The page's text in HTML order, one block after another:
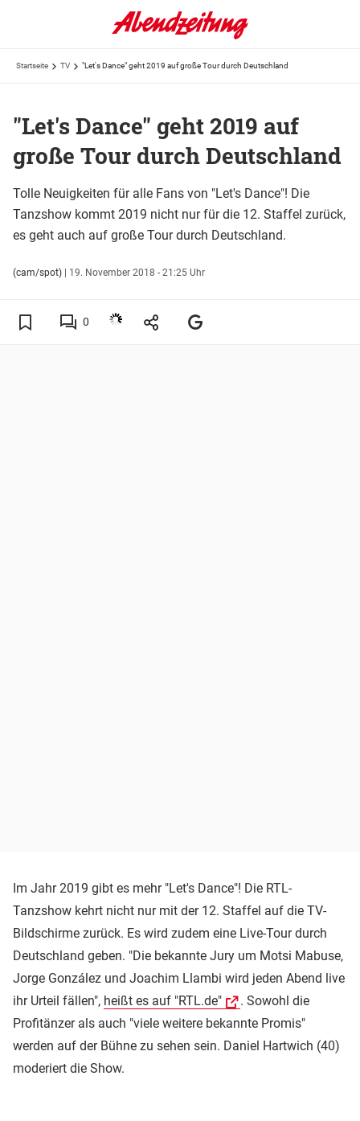
Startseite TV "Let's Dance" geht 2019 auf große Tour durch Deutschland
"Let's Dance" geht 2019 auf
große Tour durch Deutschland
Tolle Neuigkeiten für alle Fans von "Let's Dance"! Die
Tanzshow kommt 2019 nicht nur für die 12. Staffel zurück,
es geht auch auf große Tour durch Deutschland.
(cam/spot) | 19. November 2018 - 21:25 Uhr
0
Im Jahr 2019 gibt es mehr "Let's Dance"! Die RTL-
Tanzshow kehrt nicht nur mit der 12. Staffel auf die TV-
Bildschirme zurück. Es wird zudem eine Live-Tour durch
Deutschland geben. "Die bekannte Jury um Motsi Mabuse,
Jorge González und Joachim Llambi wird jeden Abend live
ihr Urteil fällen", heißt es auf "RTL.de"
. Sowohl die
Profitänzer als auch "viele weitere bekannte Promis"
werden auf der Bühne zu sehen sein. Daniel Hartwich (40)
moderiert die Show.